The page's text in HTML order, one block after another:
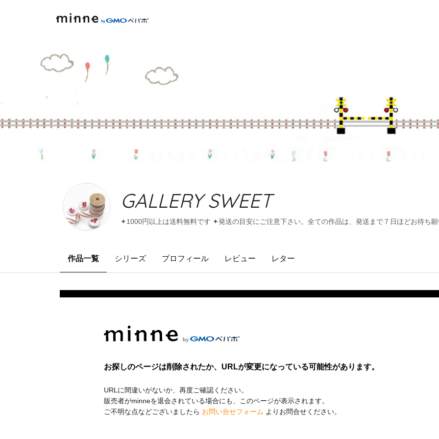
GALLERY SWEET
✦1000円以上は送料無料です ✦発送の目安にご注意下さい。全ての作品は、発送まで７日ほどお待ち
作品一覧 シリーズ プロフィール レビュー レター